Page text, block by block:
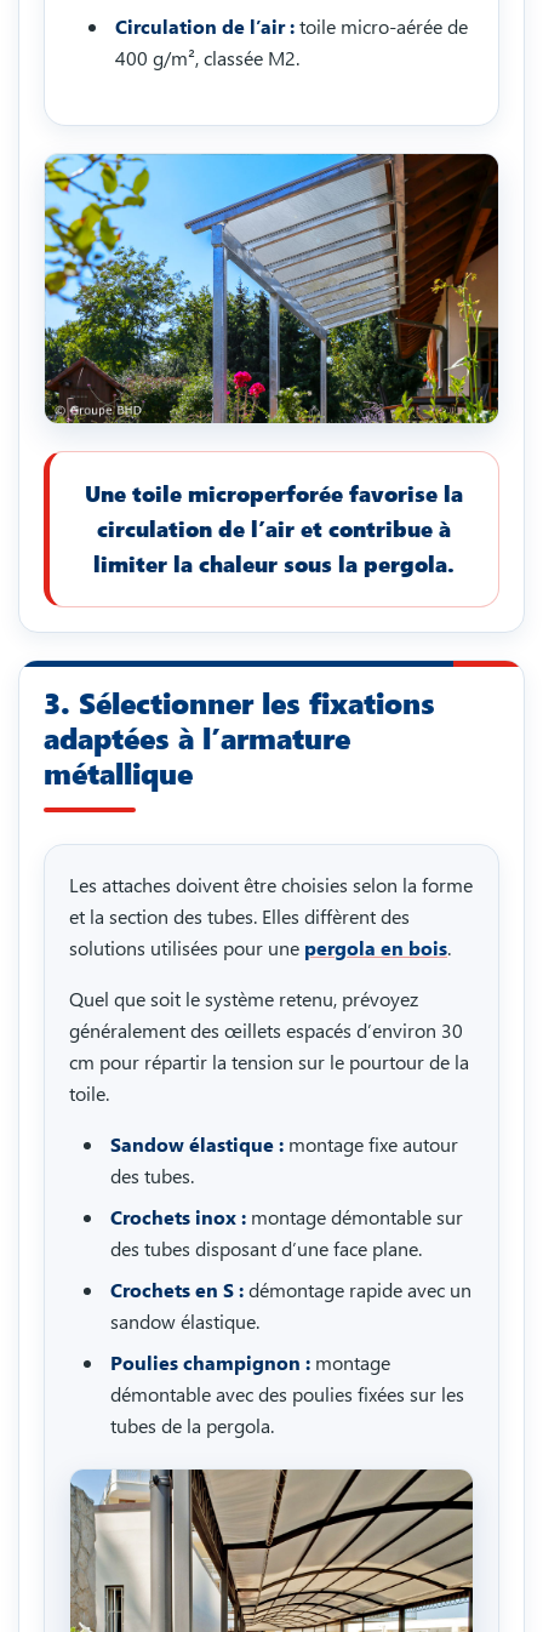
Circulation de l’air :toile micro-aérée de
400 g/m², classée M2.
Une toile microperforée favorise la
circulation de l’air et contribue à
limiter la chaleur sous la pergola.
3. Sélectionner les fixations
adaptées à l’armature
métallique
Les attaches doivent être choisies selon la forme
et la section des tubes. Elles diffèrent des
solutions utilisées pour une pergola en bois.
Quel que soit le système retenu, prévoyez
généralement des œillets espacés d’environ 30
cm pour répartir la tension sur le pourtour de la
toile.
Sandow élastique : montage fixe autour
des tubes.
Crochets inox : montage démontable sur
des tubes disposant d’une face plane.
Crochets en S :démontage rapide avec un
sandow élastique.
Poulies champignon : montage
démontable avec des poulies fixées sur les
tubes de la pergola.